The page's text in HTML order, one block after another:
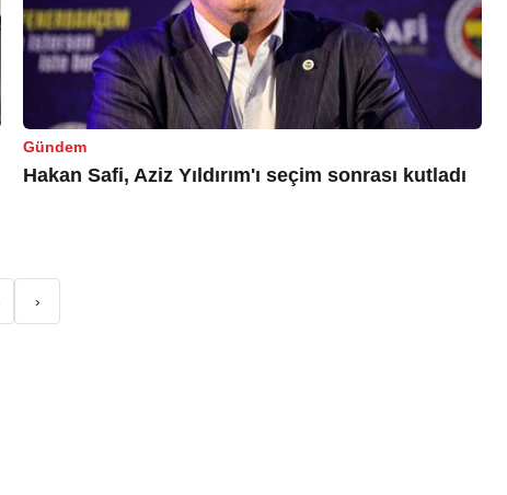
Gündem
Hakan Safi, Aziz Yıldırım'ı seçim sonrası kutladı
›